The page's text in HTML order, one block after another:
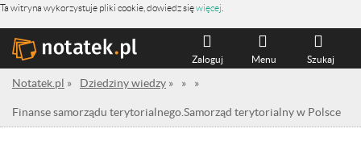
Ta witryna wykorzystuje pliki cookie, dowiedz sięwięcej
Szukaj
Menu
Zaloguj
Notatek.pl » Dziedziny wiedzy » » »
Finanse samorządu terytorialnego.Samorząd terytorialny w Polsce